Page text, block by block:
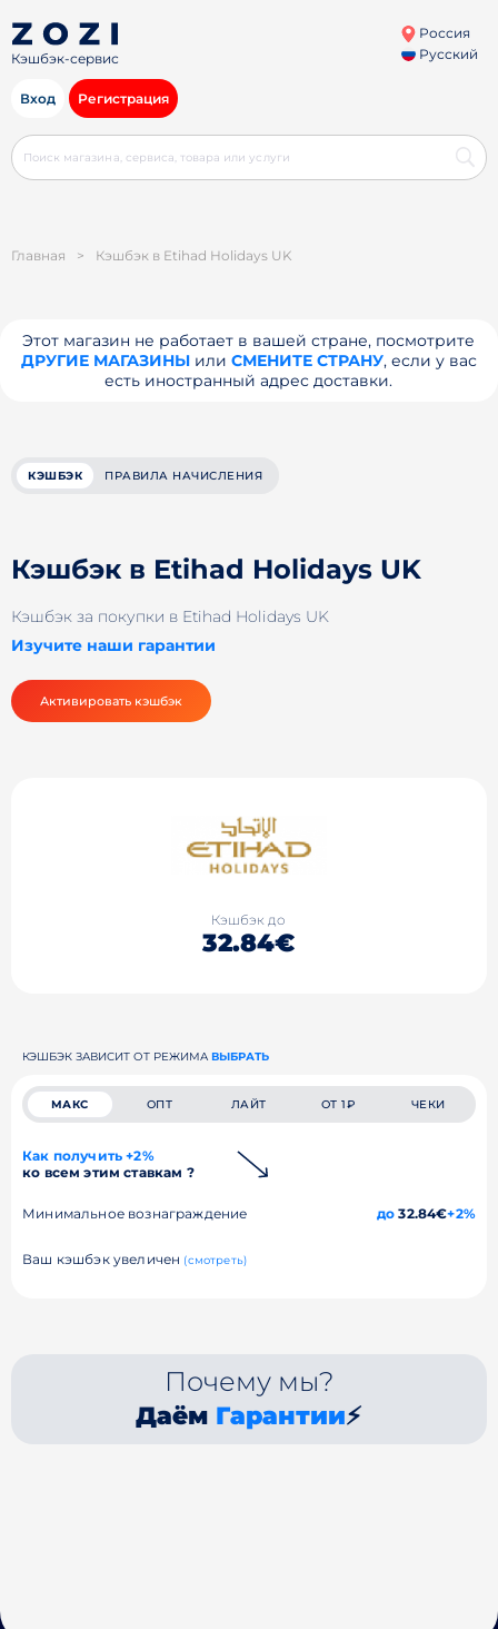
Кэшбэк-сервис
Россия
Русский
Вход Регистрация
Главная > Кэшбэк в Etihad Holidays UK
Этот магазин не работает в вашей стране, посмотрите
ДРУГИЕ МАГАЗИНЫили СМЕНИТЕ СТРАНУ, если у вас
есть иностранный адрес доставки.
КЭШБЭК ПРАВИЛА НАЧИСЛЕНИЯ
Кэшбэк в Etihad Holidays UK
Кэшбэк за покупки в Etihad Holidays UK
Изучите наши гарантии
Активировать кэшбэк
Кэшбэк до
32.84€
КЭШБЭК ЗАВИСИТ ОТ РЕЖИМА ВЫБРАТЬ
МАКС ОПТ ЛАЙТ ОТ 1₽ ЧЕКИ
Как получить +2%
ко всем этим ставкам ?
Минимальное вознаграждение до 32.84€+2%
Ваш кэшбэк увеличен (смотреть)
Почему мы?
Даём Гарантии⚡